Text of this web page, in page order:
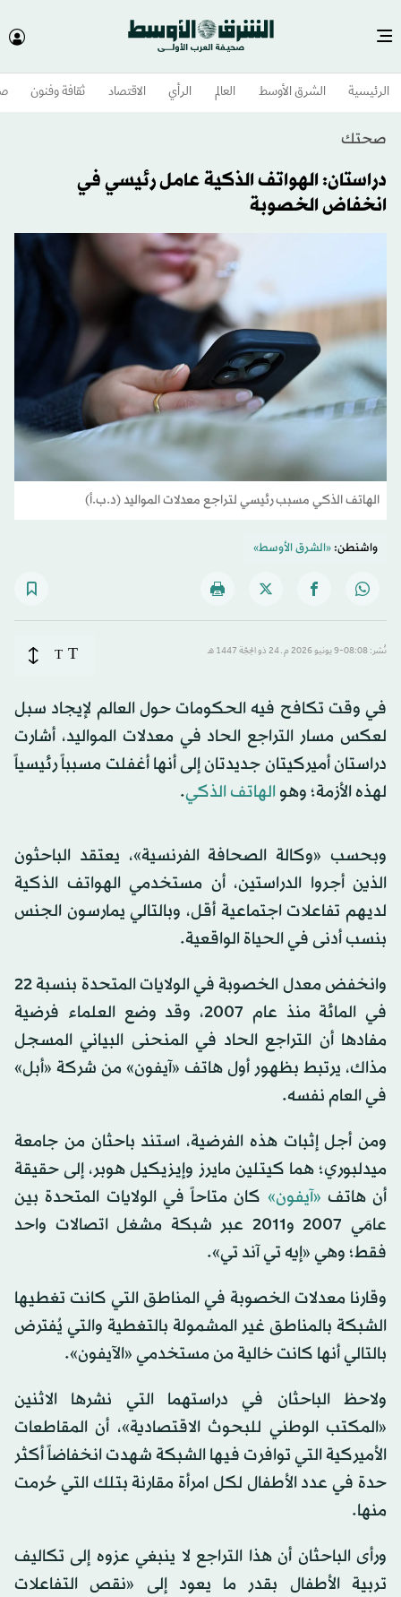
الرئيسية الشرق الأوسط​ العالم الرأي الاقتصاد ثقافة وفنون
صحتك
دراستان: الهواتف الذكية عامل رئيسي في
انخفاض الخصوبة
الهاتف الذكي مسبب رئيسي لتراجع معدلات المواليد (د.ب.أ)
واشنطن:«الشرق الأوسط»
نُشر: 08:08-9 يونيو 2026 م ـ 24 ذو الحِجّة 1447 هـ T
T
في وقت تكافح فيه الحكومات حول العالم لإيجاد سبل
لعكس مسار التراجع الحاد في معدلات المواليد، أشارت
دراستان أميركيتان جديدتان إلى أنها أغفلت مسبباً رئيسياً
لهذه الأزمة؛ وهو الهاتف الذكي.
وبحسب «وكالة الصحافة الفرنسية»، يعتقد الباحثون
الذين أجروا الدراستين، أن مستخدمي الهواتف الذكية
لديهم تفاعلات اجتماعية أقل، وبالتالي يمارسون الجنس
بنسب أدنى في الحياة الواقعية.
وانخفض معدل الخصوبة في الولايات المتحدة بنسبة 22
في المائة منذ عام 2007، وقد وضع العلماء فرضية
مفادها أن التراجع الحاد في المنحنى البياني المسجل
مذاك، يرتبط بظهور أول هاتف «آيفون» من شركة «أبل»
في العام نفسه.
ومن أجل إثبات هذه الفرضية، استند باحثان من جامعة
ميدلبوري؛ هما كيتلين مايرز وإيزيكيل هوبر، إلى حقيقة
أن هاتف «آيفون» كان متاحاً في الولايات المتحدة بين
عامَي 2007 و2011 عبر شبكة مشغل اتصالات واحد
فقط؛ وهي «إيه تي آند تي».
وقارنا معدلات الخصوبة في المناطق التي كانت تغطيها
الشبكة بالمناطق غير المشمولة بالتغطية والتي يُفترض
بالتالي أنها كانت خالية من مستخدمي «الآيفون».
ولاحظ الباحثان في دراستهما التي نشرها الاثنين
«المكتب الوطني للبحوث الاقتصادية»، أن المقاطعات
الأميركية التي توافرت فيها الشبكة شهدت انخفاضاً أكثر
حدة في عدد الأطفال لكل امرأة مقارنة بتلك التي حُرمت
منها.
ورأى الباحثان أن هذا التراجع لا ينبغي عزوه إلى تكاليف
تربية الأطفال بقدر ما يعود إلى «نقص التفاعلات